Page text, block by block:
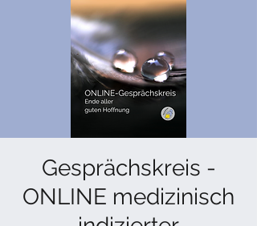
Gesprächskreis -
ONLINE medizinisch